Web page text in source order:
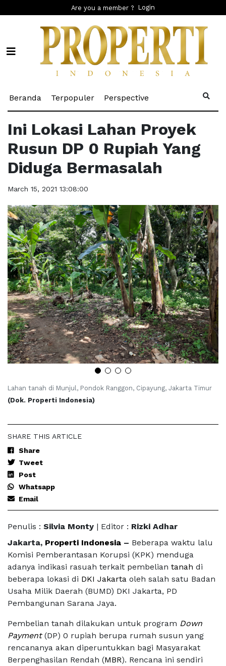
Are you a member ? Login
Beranda (current)
Terpopuler(current)
Perspective
Ini Lokasi Lahan Proyek
Rusun DP 0 Rupiah Yang
Diduga Bermasalah
March 15, 2021 13:08:00
Lahan tanah di Munjul, Pondok Ranggon, Cipayung, Jakarta Timur
(Dok. Properti Indonesia)
SHARE THIS ARTICLE
Share
Tweet
Post
Whatsapp
Email
Penulis : Silvia Monty | Editor : Rizki Adhar
Jakarta, Properti Indonesia – Beberapa waktu lalu
Komisi Pemberantasan Korupsi (KPK) menduga
adanya indikasi rasuah terkait pembelian tanah di
beberapa lokasi di DKI Jakarta oleh salah satu Badan
Usaha Milik Daerah (BUMD) DKI Jakarta, PD
Pembangunan Sarana Jaya.
Pembelian tanah dilakukan untuk program Down
Payment (DP) 0 rupiah berupa rumah susun yang
rencananya akan diperuntukkan bagi Masyarakat
Berpenghasilan Rendah (MBR). Rencana ini sendiri